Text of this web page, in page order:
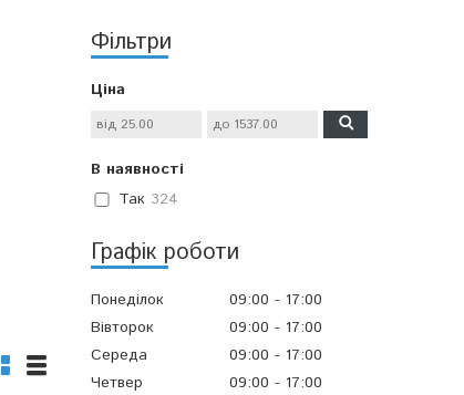
Фільтри
Ціна
В наявності
Так 324
Графік роботи
Понеділок 09:00
17:00
Вівторок
09:00
17:00
Середа
09:00
17:00
Четвер
09:00
17:00